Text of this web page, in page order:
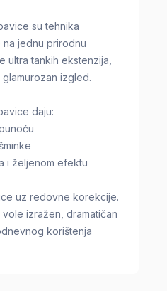
su tehnika
jednu prirodnu
ultra tankih ekstenzija,
izgled.
daju:
i željenom efektu
uz redovne korekcije.
izražen, dramatičan
korištenja